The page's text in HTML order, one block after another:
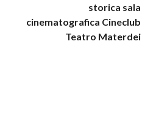
storica sala
cinematografica Cineclub
Teatro Materdei